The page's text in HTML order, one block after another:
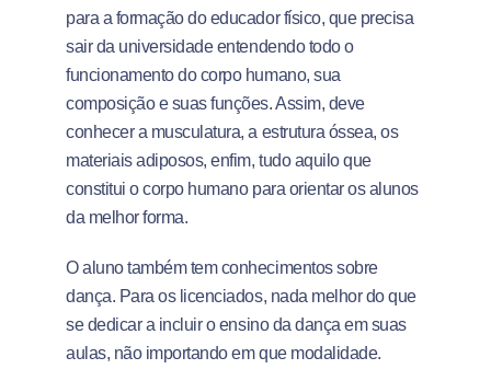
para a formação do educador físico, que precisa
sair da universidade entendendo todo o
funcionamento do corpo humano, sua
composição e suas funções. Assim, deve
conhecer a musculatura, a estrutura óssea, os
materiais adiposos, enfim, tudo aquilo que
constitui o corpo humano para orientar os alunos
da melhor forma.
O aluno também tem conhecimentos sobre
dança. Para os licenciados, nada melhor do que
se dedicar a incluir o ensino da dança em suas
aulas, não importando em que modalidade.